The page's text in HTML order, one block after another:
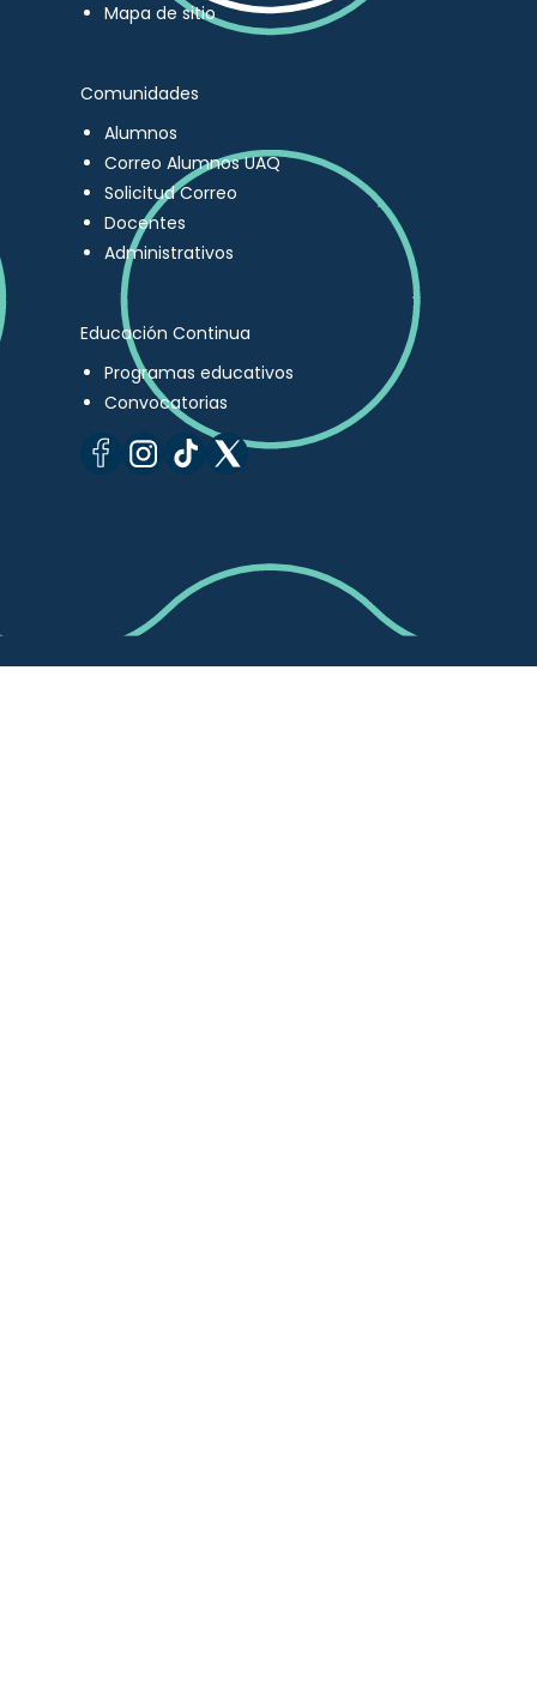
Mapa de sitio
Comunidades
Alumnos
Correo Alumnos UAQ
Solicitud Correo
Docentes
Administrativos
Educación Continua
Programas educativos
Convocatorias